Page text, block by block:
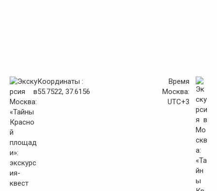
Координаты :
55.7522, 37.6156
Время
Москва:
UTC+3